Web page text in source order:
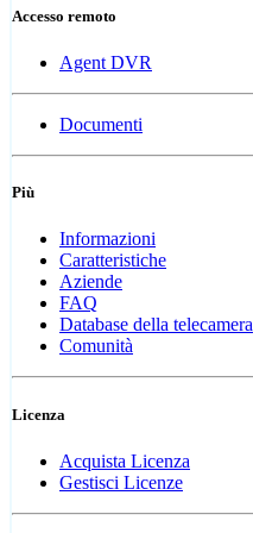
Accesso remoto
Agent DVR
Documenti
Più
Informazioni
Caratteristiche
Aziende
FAQ
Database della telecamera
Comunità
Licenza
Acquista Licenza
Gestisci Licenze